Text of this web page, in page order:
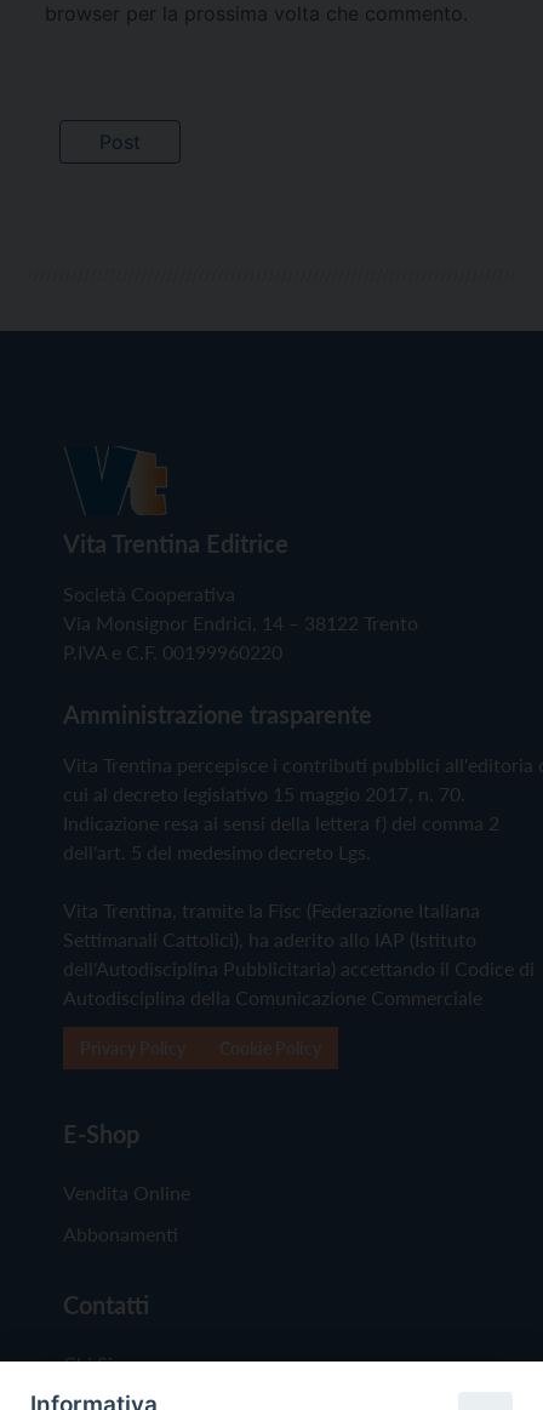
browser per la prossima volta che commento.
Vita Trentina Editrice
Società Cooperativa
Via Monsignor Endrici, 14 – 38122 Trento
P.IVA e C.F. 00199960220
Amministrazione trasparente
Vita Trentina percepisce i contributi pubblici all'editoria
cui al decreto legislativo 15 maggio 2017, n. 70.
Indicazione resa ai sensi della lettera f) del comma 2
dell'art. 5 del medesimo decreto Lgs.
Vita Trentina, tramite la Fisc (Federazione Italiana
Settimanali Cattolici), ha aderito allo IAP (Istituto
dell'Autodisciplina Pubblicitaria) accettando il Codice di
Autodisciplina della Comunicazione Commerciale
E-Shop
Vendita Online
Abbonamenti
Contatti
Chi Siamo
Redazione